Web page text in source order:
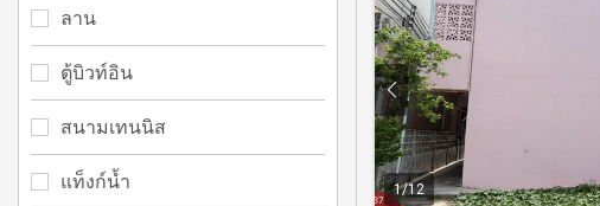
1/12
ลาน
ตู้บิวท์อิน
สนามเทนนิส
แท็งก์น้ำ